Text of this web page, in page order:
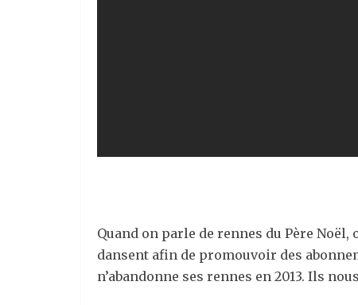
Quand on parle de rennes du Père
dansent afin de promouvoir des
n’abandonne ses rennes en 2013. Ils